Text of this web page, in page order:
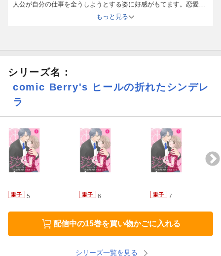
人公が自分の仕事を全うしようとする姿に好感がもてます。恋愛っ
気がない主人公なので途中まで恋愛マンガっぽい感じしませんでし
もっと見る
シリーズ名：
comic Berry's ヒールの折れたシンデレ
ラ
5 6 7
配信中の15巻を買い物かごに入れる
シリーズ一覧を見る